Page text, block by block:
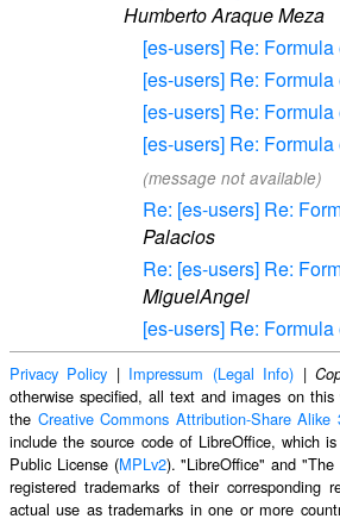
Humberto Araque Meza
[es-users] Re: Formula
[es-users] Re: Formula
[es-users] Re: Formula
[es-users] Re: Formula
(message not available)
Re: [es-users] Re:
Palacios
Re: [es-users] Re:
MiguelAngel
[es-users] Re: Formula
Privacy Policy | Impressum (Legal Info) |
otherwise specified, all text and images on
the Creative Commons Attribution-Share Alike
include the source code of LibreOffice, which
Public License (MPLv2). "LibreOffice" and
registered trademarks of their corresponding
actual use as trademarks in one or more